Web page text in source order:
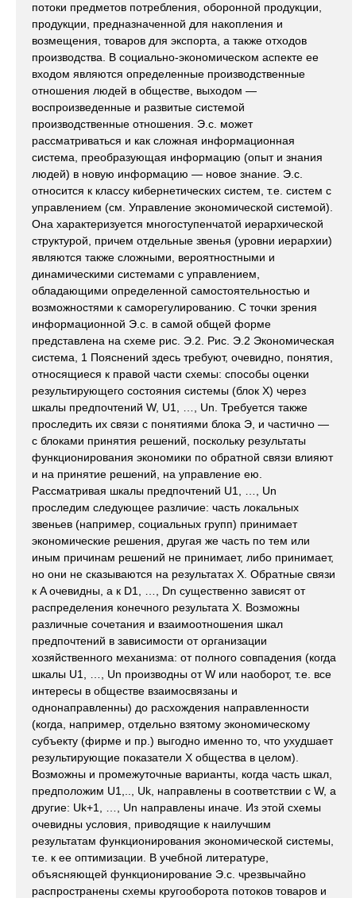
потоки предметов потребления, оборонной продукции,
продукции, предназначенной для накопления и
возмещения, товаров для экспорта, а также отходов
производства. В социально-экономическом аспекте ее
входом являются определенные производственные
отношения людей в обществе, выходом —
воспроизведенные и развитые системой
производственные отношения. Э.с. может
рассматриваться и как сложная информационная
система, преобразующая информацию (опыт и знания
людей) в новую информацию — новое знание. Э.с.
относится к классу кибернетических систем, т.е. систем с
управлением (см. Управление экономической системой).
Она характеризуется многоступенчатой иерархической
структурой, причем отдельные звенья (уровни иерархии)
являются также сложными, вероятностными и
динамическими системами с управлением,
обладающими определенной самостоятельностью и
возможностями к саморегулированию. С точки зрения
информационной Э.с. в самой общей форме
представлена на схеме рис. Э.2. Рис. Э.2 Экономическая
система, 1 Пояснений здесь требуют, очевидно, понятия,
относящиеся к правой части схемы: способы оценки
результирующего состояния системы (блок X) через
шкалы предпочтений W, U1, …, Un. Требуется также
проследить их связи с понятиями блока Э, и частично —
с блоками принятия решений, поскольку результаты
функционирования экономики по обратной связи влияют
и на принятие решений, на управление ею.
Рассматривая шкалы предпочтений U1, …, Un
проследим следующее различие: часть локальных
звеньев (например, социальных групп) принимает
экономические решения, другая же часть по тем или
иным причинам решений не принимает, либо принимает,
но они не сказываются на результатах X. Обратные связи
к A очевидны, а к D1, …, Dn существенно зависят от
распределения конечного результата X. Возможны
различные сочетания и взаимоотношения шкал
предпочтений в зависимости от организации
хозяйственного механизма: от полного cовпадения (когда
шкалы U1, …, Un производны от W или наоборот, т.е. все
интересы в обществе взаимосвязаны и
однонаправленны) до расхождения направленности
(когда, например, отдельно взятому экономическому
субъекту (фирме и пр.) выгодно именно то, что ухудшает
результирующие показатели X общества в целом).
Возможны и промежуточные варианты, когда часть шкал,
предположим U1,.., Uk, направлены в соответствии с W, а
другие: Uk+1, …, Un направлены иначе. Из этой схемы
очевидны условия, приводящие к наилучшим
результатам функционирования экономической системы,
т.е. к ее оптимизации. В учебной литературе,
объясняющей функционирование Э.с. чрезвычайно
распространены схемы кругооборота потоков товаров и